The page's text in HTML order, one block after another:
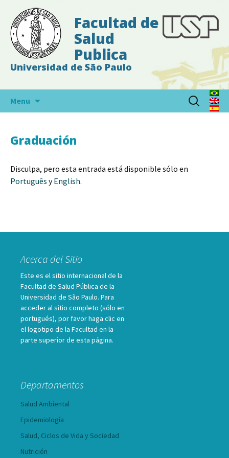
Facultad de
Salud
Publica
Universidad de São Paulo
Menu Buscar:
Graduación
Disculpa, pero esta entrada está disponible sólo en
Português yEnglish.
Acerca del Sitio
Este es el sitio internacional de la
Facultad de Salud Pública de la
Universidad de São Paulo. Para
acceder al sitio completo (sólo en
portugués), por favor haga clic en
el logotipo de la Facultad en la
parte superior de esta página.
Departamentos
Salud Ambiental
Epidemiología
Salud, Ciclos de Vida y Sociedad
Nutrición